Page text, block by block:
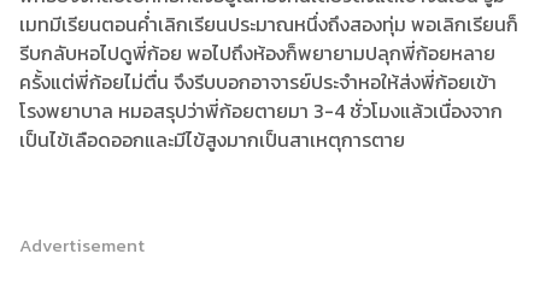
เมทมีเรียนตอนค่ำเลิกเรียนประมาณหนึ่งถึงสองทุ่ม พอเลิกเรียนก็
รีบกลับหอไปดูพี่ก้อย พอไปถึงห้องก็พยายามปลุกพี่ก้อยหลาย
ครั้งแต่พี่ก้อยไม่ตื่น จึงรีบบอกอาจารย์ประจำหอให้ส่งพี่ก้อยเข้า
โรงพยาบาล หมอสรุปว่าพี่ก้อยตายมา 3-4 ชั่วโมงแล้วเนื่องจาก
เป็นไข้เลือดออกและมีไข้สูงมากเป็นสาเหตุการตาย
Advertisement